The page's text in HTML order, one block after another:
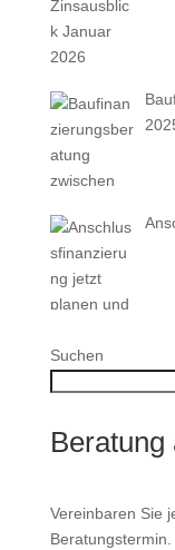
Suchen
Beratung
Vereinbaren Sie
Beratungstermin.